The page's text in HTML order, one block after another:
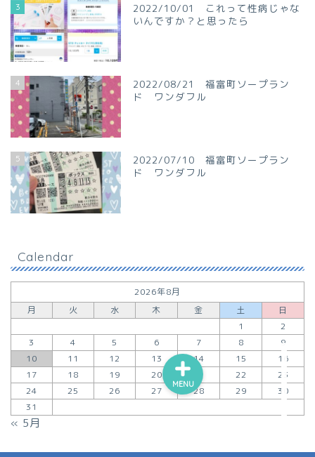
3
2022/10/01 これって性病じゃな
いんですか？と思ったら
4
2022/08/21 福富町ソープラン
ド ワンダフル
5
2022/07/10 福富町ソープラン
ド ワンダフル
Calendar
2026年8月
月
火 水 木 金 土
日
1
2
3
4 5 6 7 8
9
10
11 12 13 14 15
16
17
18 19 20 21 22
23
24
25 26 27 28 29
30
31
« 5月
MENU
Order Failed
お問い合わせ
特定商取引法に基づく表記